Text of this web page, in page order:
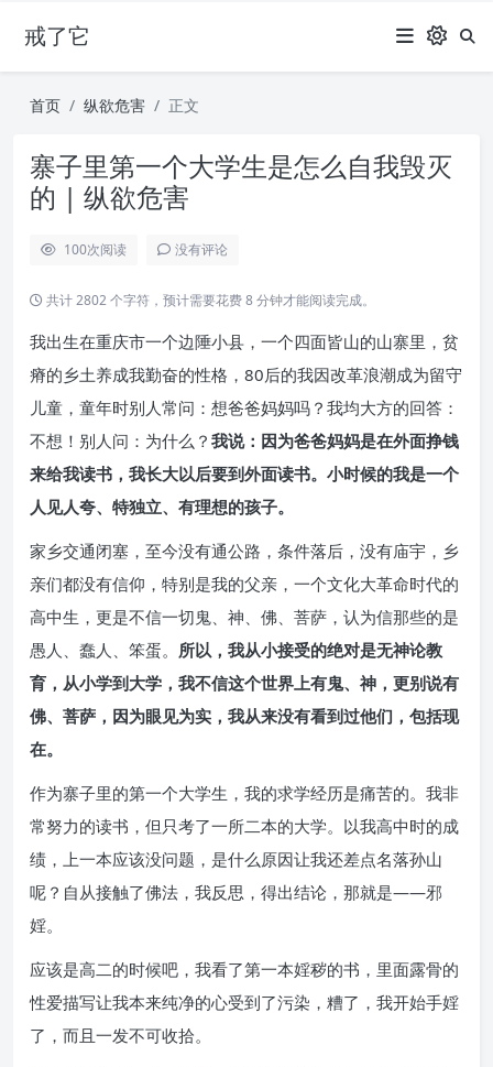
戒了它
首页 纵欲危害 正文
寨子里第一个大学生是怎么自我毁灭
的 | 纵欲危害
100次阅读 没有评论
共计 2802 个字符，预计需要花费 8 分钟才能阅读完成。
我出生在重庆市一个边陲小县，一个四面皆山的山寨里，贫
瘠的乡土养成我勤奋的性格，80后的我因改革浪潮成为留守
儿童，童年时别人常问：想爸爸妈妈吗？我均大方的回答：
不想！别人问：为什么？ 我说：因为爸爸妈妈是在外面挣钱
来给我读书，我长大以后要到外面读书。小时候的我是一个
人见人夸、特独立、有理想的孩子。
家乡交通闭塞，至今没有通公路，条件落后，没有庙宇，乡
亲们都没有信仰，特别是我的父亲，一个文化大革命时代的
高中生，更是不信一切鬼、神、佛、菩萨，认为信那些的是
愚人、蠢人、笨蛋。 所以，我从小接受的绝对是无神论教
育，从小学到大学，我不信这个世界上有鬼、神，更别说有
佛、菩萨，因为眼见为实，我从来没有看到过他们，包括现
在。
作为寨子里的第一个大学生，我的求学经历是痛苦的。我非
常努力的读书，但只考了一所二本的大学。以我高中时的成
绩，上一本应该没问题，是什么原因让我还差点名落孙山
呢？自从接触了佛法，我反思，得出结论，那就是——邪
婬。
应该是高二的时候吧，我看了第一本婬秽的书，里面露骨的
性爱描写让我本来纯净的心受到了污染，糟了，我开始手婬
了，而且一发不可收拾。